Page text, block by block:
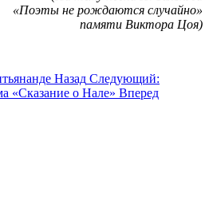
«Поэты не рождаются случайно»
памяти Виктора Цоя)
Назад Следующий:
«Сказание о Нале» Вперед